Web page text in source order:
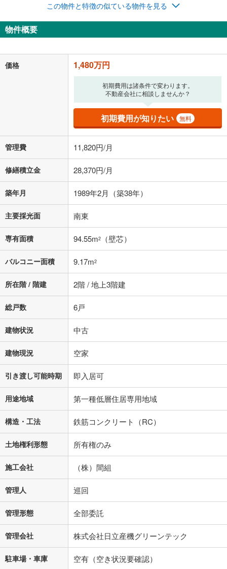
0円
年2回払いを想定しています。毎月の返済額に加えて、ボー
ナス時の増額分（1回分）を入力してください。
月々の返済額 78,608円/月
38,418円（頭金比率 0%）
＋管理費 11,820円
「金利」については、ご利用を予定されている金融機関等にご確認の
上、ご自身での入力をお願いいたします。初期設定で自動入力されてい
る値は、実際の金融機関等における貸出金利とは何ら関係がなく、実際
の金融機関等における貸出金利を何ら保証するものではありません。返
済方法「元利均等返済」にて算出しております。入力された金利を35年
適用した場合の計算結果を表示しています。
その他月額費用や、初期費用がかかります。ご注意ください。実際にお
借り入れの際は各金融機関等に、必ずご自身でご確認をお願いいたしま
条件によってお借り入れができないことがあります。
不動産会社に購入相談をする
閉じる
この物件と特徴の似ている物件を見る
物件概要
価格 1,480万円
初期費用は諸条件で変わります。
不動産会社に相談しませんか？
初期費用が知りたい 無料
管理費 11,820円/月
修繕積立金 28,370円/月
築年月 1989年2月（築38年）
主要採光面 南東
専有面積 94.55m2 （壁芯）
バルコニー面積 9.17m2
所在階 / 階建 2階 / 地上3階建
総戸数 6戸
建物状況 中古
建物現況 空家
引き渡し可能時期 即入居可
用途地域 第一種低層住居専用地域
構造・工法 鉄筋コンクリート（RC）
土地権利形態 所有権のみ
施工会社 （株）間組
管理人 巡回
管理形態 全部委託
管理会社 株式会社日立産機グリーンテック
駐車場・車庫 空有（空き状況要確認）